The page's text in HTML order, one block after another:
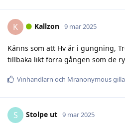
K Kallzon 9 mar 2025
Känns som att Hv är i gungning,
tillbaka likt förra gången som de
Vinhandlarn och Mranonymous
S Stolpe ut 9 mar 2025